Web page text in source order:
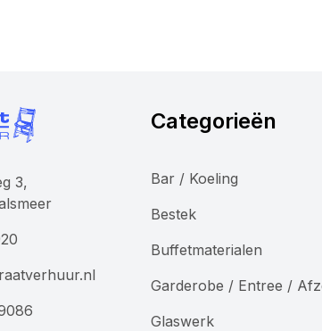
3,
Categorieën
Bar / Koeling
Bestek
Buffetmaterialen
Garderobe / Entree /
Glaswerk